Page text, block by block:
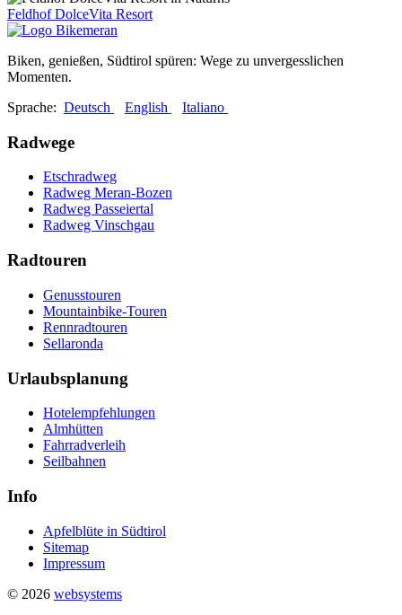
Feldhof DolceVita Resort
Biken, genießen, Südtirol spüren: Wege zu unvergesslichen
Momenten.
Sprache: Deutsch English Italiano
Radwege
Etschradweg
Radweg Meran-Bozen
Radweg Passeiertal
Radweg Vinschgau
Radtouren
Genusstouren
Mountainbike-Touren
Rennradtouren
Sellaronda
Urlaubsplanung
Hotelempfehlungen
Almhütten
Fahrradverleih
Seilbahnen
Info
Apfelblüte in Südtirol
Sitemap
Impressum
© 2026 websystems